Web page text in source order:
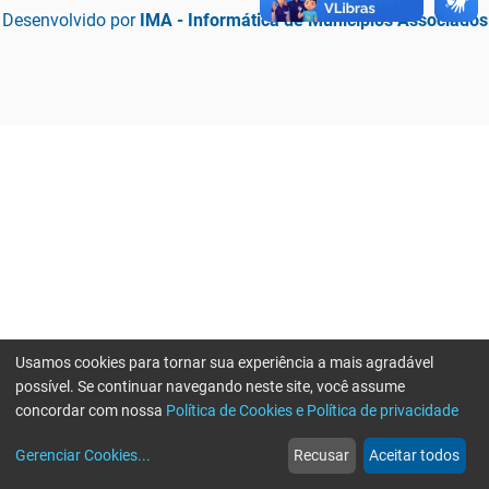
Desenvolvido por IMA - Informática de Municípios Associados
web
Notícias
more_horiz
Mais
Usamos cookies para tornar sua experiência a mais agradável
possível. Se continuar navegando neste site, você assume
concordar com nossa Política de Cookies e Política de privacidade
Gerenciar Cookies... Recusar Aceitar todos
Erro ao enviar informações, por favor tente novamente